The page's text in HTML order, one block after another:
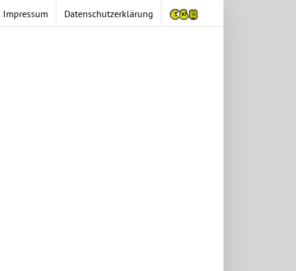
Impressum Datenschutzerklärung